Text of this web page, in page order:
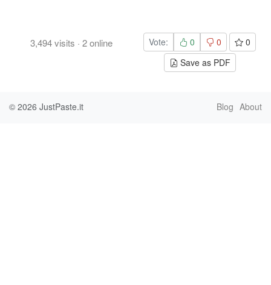
3,494visits · 2online Vote: 0 0
0
Save as PDF
© 2026 JustPaste.it Blog About